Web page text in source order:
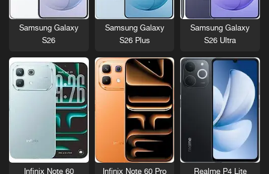
Samsung Galaxy
S26 Ultra
Samsung Galaxy
S26 Plus
Samsung Galaxy
S26